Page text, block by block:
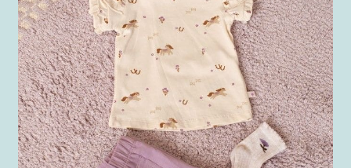
Explora nuestra colección de ropa para niño